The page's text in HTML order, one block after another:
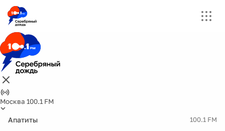
Москва 100.1 FM
Апатиты 100.1 FM